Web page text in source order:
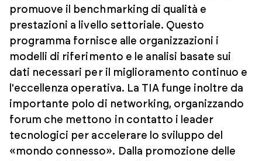
promuove il benchmarking di qualità e
prestazioni a livello settoriale. Questo
programma fornisce alle organizzazioni i
modelli di riferimento e le analisi basate sui
dati necessari per il miglioramento continuo e
l'eccellenza operativa. La TIA funge inoltre da
importante polo di networking, organizzando
forum che mettono in contatto i leader
tecnologici per accelerare lo sviluppo del
«mondo connesso». Dalla promozione delle